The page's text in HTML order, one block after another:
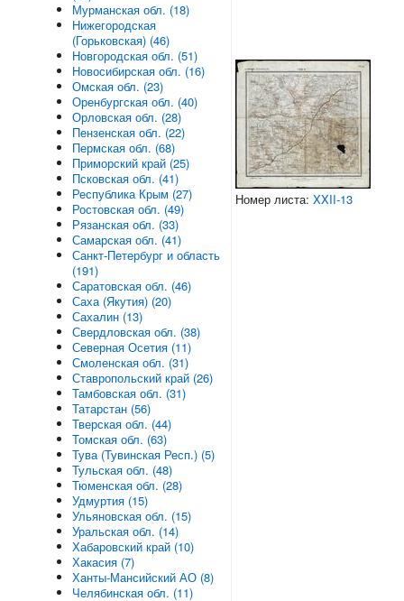
Номер листа:XXII-13
Мурманская обл. (18)
Нижегородская
(Горьковская) (46)
Новгородская обл. (51)
Новосибирская обл. (16)
Омская обл. (23)
Оренбургская обл. (40)
Орловская обл. (28)
Пензенская обл. (22)
Пермская обл. (68)
Приморский край (25)
Псковская обл. (41)
Республика Крым (27)
Ростовская обл. (49)
Рязанская обл. (33)
Самарская обл. (41)
Санкт-Петербург и область
(191)
Саратовская обл. (46)
Саха (Якутия) (20)
Сахалин (13)
Свердловская обл. (38)
Северная Осетия (11)
Смоленская обл. (31)
Ставропольский край (26)
Тамбовская обл. (31)
Татарстан (56)
Тверская обл. (44)
Томская обл. (63)
Тува (Тувинская Респ.) (5)
Тульская обл. (48)
Тюменская обл. (28)
Удмуртия (15)
Ульяновская обл. (15)
Уральская обл. (14)
Хабаровский край (10)
Хакасия (7)
Ханты-Мансийский АО (8)
Челябинская обл. (11)